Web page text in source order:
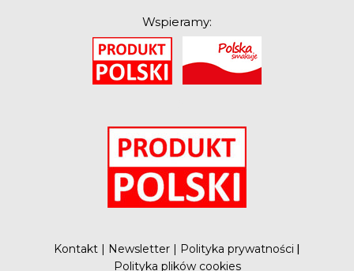
Wspieramy:
Kontakt | Newsletter | Polityka prywatności |
Polityka plików cookies